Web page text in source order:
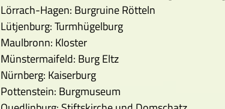
Lörrach-Hagen: Burgruine Rötteln
Lütjenburg: Turmhügelburg
Maulbronn: Kloster
Münstermaifeld: Burg Eltz
Nürnberg: Kaiserburg
Pottenstein: Burgmuseum